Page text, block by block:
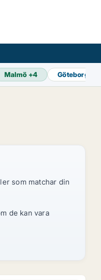
Malmö +4 Göteborg
som matchar din
de kan vara